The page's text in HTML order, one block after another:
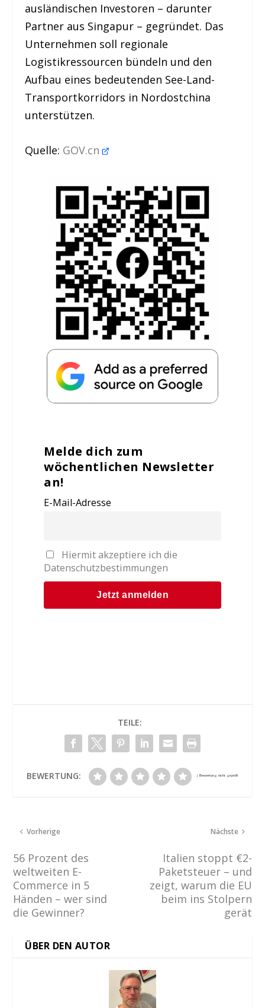
ausländischen Investoren – darunter
Partner aus Singapur – gegründet. Das
Unternehmen soll regionale
Logistikressourcen bündeln und den
Aufbau eines bedeutenden See-Land-
Transportkorridors in Nordostchina
unterstützen.
Quelle: GOV.cn
Melde dich zum
wöchentlichen Newsletter
an!
E-Mail-Adresse
Hiermit akzeptiere ich die
Datenschutzbestimmungen
TEILE:
BEWERTUNG:
Vorherige
56 Prozent des
weltweiten E-
Commerce in 5
Händen – wer sind
die Gewinner?
Nächste
Italien stoppt €2-
Paketsteuer – und
zeigt, warum die EU
beim ins Stolpern
gerät
ÜBER DEN AUTOR